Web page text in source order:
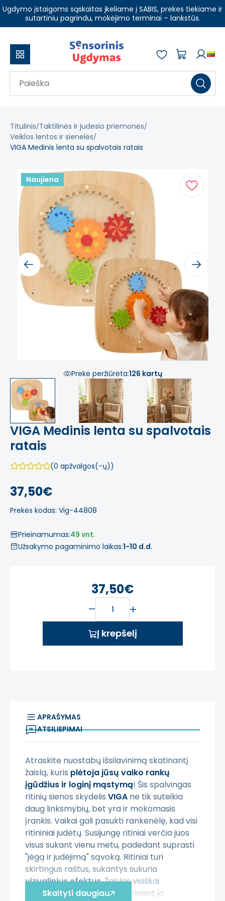
Ugdymo įstaigoms sąskaitas įkeliame į SABIS, prekes tiekiame ir
sutartiniu pagrindu, mokėjimo terminai – lankstūs.
Titulinis Taktilinės ir judesio priemonės
Veiklos lentos ir sienelės
VIGA Medinis lenta su spalvotais ratais
Naujiena
Previous Next
Prekė peržiūrėta:126 kartų
VIGA Medinis lenta su spalvotais
ratais
(0 apžvalgos(-ų))
37,50€
Prekės kodas: Vig-44808
Prieinamumas:49 vnt.
Užsakymo pagaminimo laikas:1-10 d.d.
37,50€
Į krepšelį
APRAŠYMAS
ATSILIEPIMAI
Atraskite nuostabų išsilavinimą skatinantį
žaislą, kuris plėtoja jūsų vaiko rankų
įgūdžius ir loginį mąstymą! Šis spalvingas
ritinių sienos skydelis VIGA ne tik suteikia
daug linksmybių, bet yra ir mokomasis
įrankis. Vaikai gali pasukti rankenėlę, kad visi
ritininiai judėtų. Susijungę ritiniai verčia juos
visus sukant vienu metu, padedant suprasti
"jėgą ir judėjimą" sąvoką. Ritiniai turi
skirtingus raštus, sukantys sukuria
vizualinius efektus. Žaislas visiškai
pagamintas iš medžio, užtikrinant jo
Skaityti daugiau